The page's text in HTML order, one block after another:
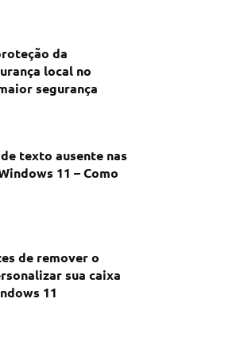
da
local no
segurança
texto ausente nas
11 – Como
de remover o
sua caixa
11